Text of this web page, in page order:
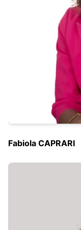
Fabiola CAPRARI